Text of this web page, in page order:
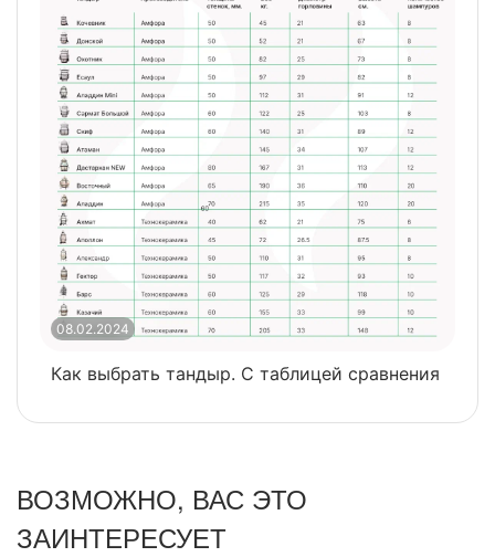
08.02.2024
Как выбрать тандыр. С таблицей сравнения
ВОЗМОЖНО, ВАС ЭТО
ЗАИНТЕРЕСУЕТ